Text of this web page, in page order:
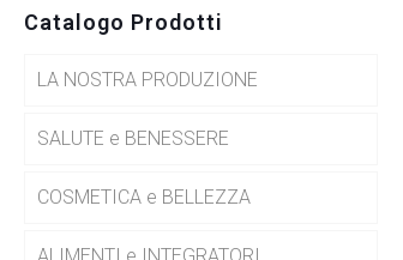
Catalogo Prodotti
LA NOSTRA PRODUZIONE
SALUTE e BENESSERE
COSMETICA e BELLEZZA